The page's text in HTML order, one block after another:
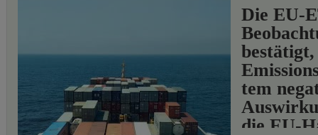
Die EU-
bestätigt,
tem
die EU-